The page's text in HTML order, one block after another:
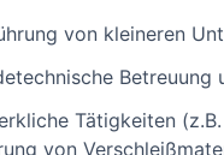
von kleineren
Tätigkeiten
von